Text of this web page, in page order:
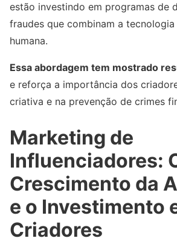
estão investindo em programas de
fraudes que combinam a
humana.
Essa abordagem tem mostrado
e reforça a importância dos
criativa e na prevenção de crimes
Marketing de
Influenciadores:
Crescimento da
e o Investimento
Criadores